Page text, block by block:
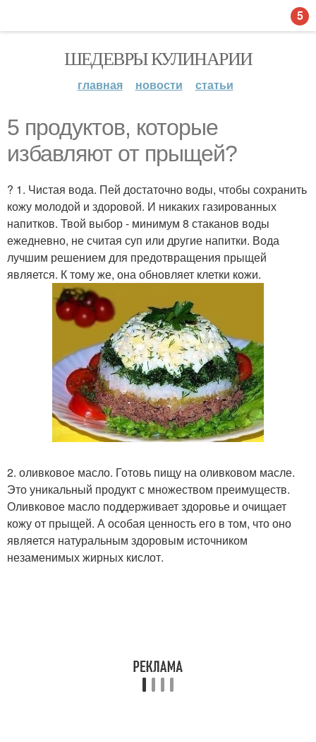
ШЕДЕВРЫ КУЛИНАРИИ
главная новости статьи
5 продуктов, которые
избавляют от прыщей?
? 1. Чистая вода. Пей достаточно воды, чтобы сохранить
кожу молодой и здоровой. И никаких газированных
напитков. Твой выбор - минимум 8 стаканов воды
ежедневно, не считая суп или другие напитки. Вода
лучшим решением для предотвращения прыщей
является. К тому же, она обновляет клетки кожи.
2. оливковое масло. Готовь пищу на оливковом масле.
Это уникальный продукт с множеством преимуществ.
Оливковое масло поддерживает здоровье и очищает
кожу от прыщей. А особая ценность его в том, что оно
является натуральным здоровым источником
незаменимых жирных кислот.
5